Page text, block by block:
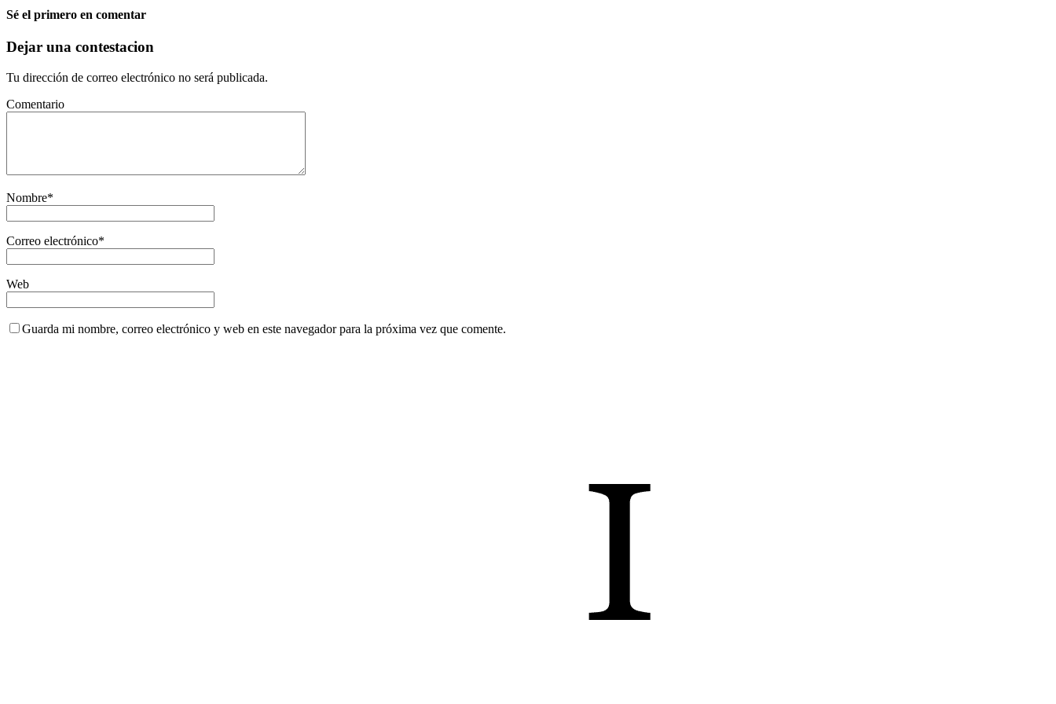
Sé el primero en comentar
Dejar una contestacion
Tu dirección de correo electrónico no será publicada.
Comentario
Nombre*
Correo electrónico*
Web
Guarda mi nombre, correo electrónico y web en este navegador para la próxima vez que comente.